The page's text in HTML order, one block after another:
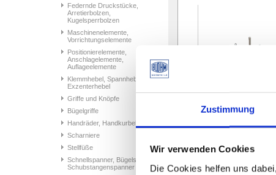
Zustimmung
Wir verwenden Cookies
Die Cookies helfen uns
Federnde Druckstücke,
Arretierbolzen,
Kugelsperrbolzen
Maschinenelemente,
Vorrichtungselemente
Positionierelemente,
Anschlagelemente,
Auflageelemente
Klemmhebel, Spannhebel,
Exzenterhebel
Griffe und Knöpfe
Bügelgriffe
Handräder, Handkurbeln
Scharniere
Stellfüße
Schnellspanner, Bügelspanner,
Schubstangenspanner
Steckbolzen
Edelstahl-
oder Edelstahl